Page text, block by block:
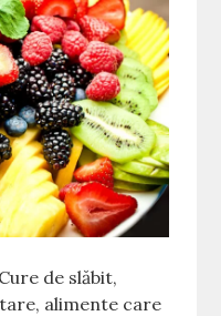
de slăbit,
alimente care